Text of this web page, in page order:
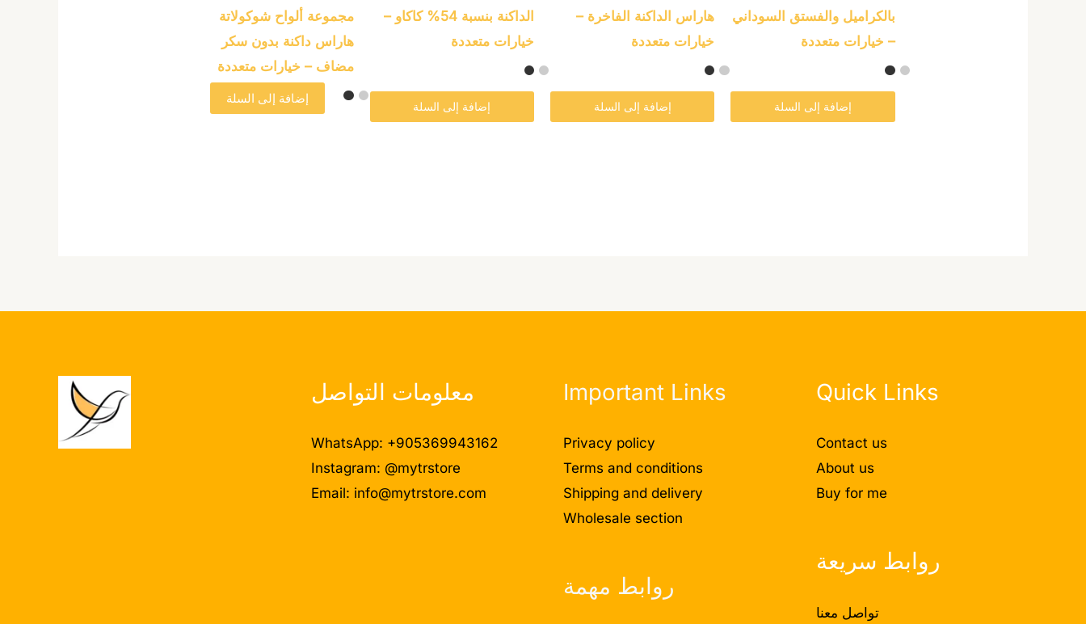
بالكراميل والفستق السوداني
– خيارات متعددة
إضافة إلى السلة
اختيار
الخيارات
على
صفحة
هاراس الداكنة الفاخرة –
خيارات متعددة
إضافة إلى السلة
اختيار
الخيارات
على
صفحة
الداكنة بنسبة 54% كاكاو –
خيارات متعددة
إضافة إلى السلة
اختيار
الخيارات
على
صفحة
مجموعة ألواح شوكولاتة
هاراس داكنة بدون سكر
مضاف – خيارات متعددة
إضافة إلى السلة
المنتج
Quick Links
Contact us
About us
Buy for me
روابط سريعة
تواصل معنا
Important Links
Privacy policy
Terms and conditions
Shipping and delivery
Wholesale section
روابط مهمة
معلومات التواصل
WhatsApp: +905369943162
Instagram: @mytrstore
Email: info@mytrstore.com